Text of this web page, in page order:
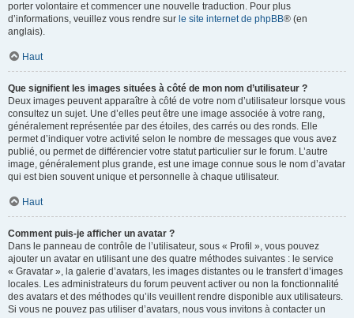
porter volontaire et commencer une nouvelle traduction. Pour plus
d’informations, veuillez vous rendre sur le site internet de phpBB® (en
anglais).
Haut
Que signifient les images situées à côté de mon nom d’utilisateur ?
Deux images peuvent apparaître à côté de votre nom d’utilisateur lorsque vous
consultez un sujet. Une d’elles peut être une image associée à votre rang,
généralement représentée par des étoiles, des carrés ou des ronds. Elle
permet d’indiquer votre activité selon le nombre de messages que vous avez
publié, ou permet de différencier votre statut particulier sur le forum. L’autre
image, généralement plus grande, est une image connue sous le nom d’avatar
qui est bien souvent unique et personnelle à chaque utilisateur.
Haut
Comment puis-je afficher un avatar ?
Dans le panneau de contrôle de l’utilisateur, sous « Profil », vous pouvez
ajouter un avatar en utilisant une des quatre méthodes suivantes : le service
« Gravatar », la galerie d’avatars, les images distantes ou le transfert d’images
locales. Les administrateurs du forum peuvent activer ou non la fonctionnalité
des avatars et des méthodes qu’ils veuillent rendre disponible aux utilisateurs.
Si vous ne pouvez pas utiliser d’avatars, nous vous invitons à contacter un